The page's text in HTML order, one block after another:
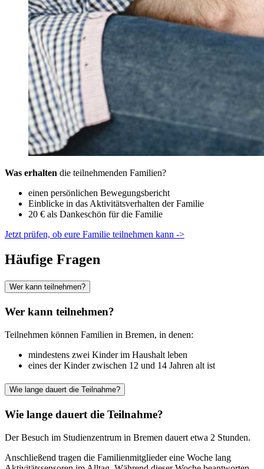
Was erhalten die teilnehmenden Familien?
einen persönlichen Bewegungsbericht
Einblicke in das Aktivitätsverhalten der Familie
20 € als Dankeschön für die Familie
Jetzt prüfen, ob eure Familie teilnehmen kann ->
Häufige Fragen
Wer kann teilnehmen?
Wer kann teilnehmen?
Teilnehmen können Familien in Bremen, in denen:
mindestens zwei Kinder im Haushalt leben
eines der Kinder zwischen 12 und 14 Jahren alt ist
Wie lange dauert die Teilnahme?
Wie lange dauert die Teilnahme?
Der Besuch im Studienzentrum in Bremen dauert etwa 2 Stunden.
Anschließend tragen die Familienmitglieder eine Woche lang